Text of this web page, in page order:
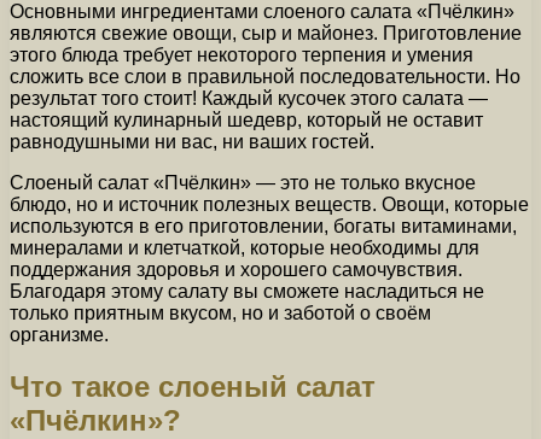
Основными ингредиентами слоеного салата «Пчёлкин»
являются свежие овощи, сыр и майонез. Приготовление
этого блюда требует некоторого терпения и умения
сложить все слои в правильной последовательности. Но
результат того стоит! Каждый кусочек этого салата —
настоящий кулинарный шедевр, который не оставит
равнодушными ни вас, ни ваших гостей.
Слоеный салат «Пчёлкин» — это не только вкусное
блюдо, но и источник полезных веществ. Овощи, которые
используются в его приготовлении, богаты витаминами,
минералами и клетчаткой, которые необходимы для
поддержания здоровья и хорошего самочувствия.
Благодаря этому салату вы сможете насладиться не
только приятным вкусом, но и заботой о своём
организме.
Что такое слоеный салат
«Пчёлкин»?